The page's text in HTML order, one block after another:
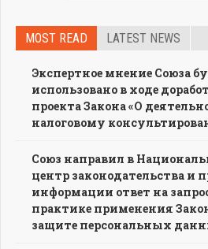
MOST READ LATEST NEWS
Экспертное мнение Союза
использовано в ходе
проекта Закона «О
налоговому
Союз направил в
центр законодательства и
информации ответ на
практике применения
защите персональных